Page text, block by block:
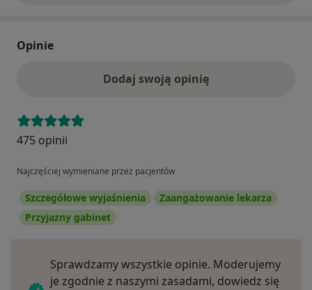
Opinie
Dodaj swoją opinię
475 opinii
Najczęściej wymieniane przez pacjentów
Szczegółowe wyjaśnienia
Zaangażowanie lekarza
Przyjazny gabinet
Sprawdzamy wszystkie opinie. Moderujemy
je zgodnie z naszymi zasadami, dowiedz się